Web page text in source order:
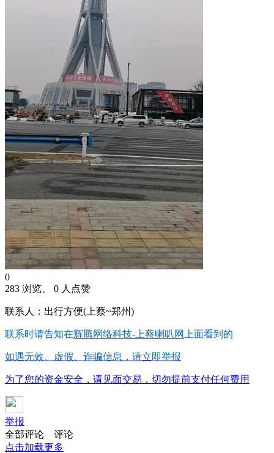
0
283 浏览、 0 人点赞
联系人：出行方便(上蔡~郑州)
联系时请告知在辉腾网络科技-上蔡喇叭网 上面看到的
如遇无效、虚假、诈骗信息，请立即举报
为了您的资金安全，请见面交易，切勿提前支付任何费用
举报
全部评论
评论
点击加载更多